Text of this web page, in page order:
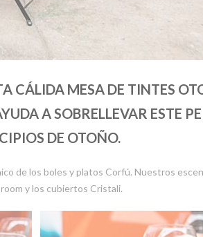
CÁLIDA MESA DE TINTES
A SOBRELLEVAR ESTE
DE OTOÑO.
de los boles y platos Corfú. Nuestros
y los cubiertos Cristali.